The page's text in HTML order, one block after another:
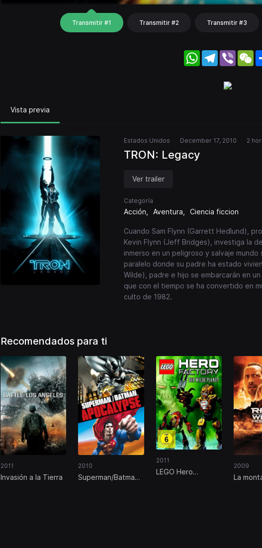
Transmitir #1 Transmitir #2 Transmitir #3
WhatsApp
Telegram
Viber
Vista previa
Estados Unidos December 17, 2010 2
TRON: Legacy
Ver trailer
Categoría
Acción Aventura Ciencia ficcion
Cuando Sam Flynn (Garrett Hedlund),
Kevin Flynn (Jeff Bridges), investiga la
inmerso en un peligroso y salvaje
paralelo donde su padre ha estado
Wilde), padre e hijo se embarcarán en
que con el tiempo se ha convertido en
culto de 1982.
Recomendados para ti
2011
Invasión a la Tierra
2010
Superman/Batman:
2011
LEGO Hero
2009
La